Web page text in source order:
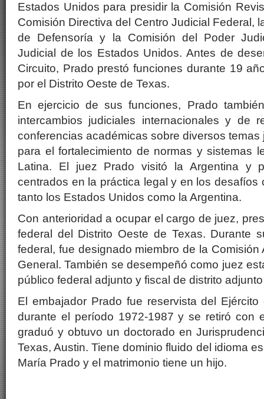
Estados Unidos para presidir la Comisión
Comisión Directiva del Centro Judicial Federal,
de Defensoría y la Comisión del Poder
Judicial de los Estados Unidos. Antes de
Circuito, Prado prestó funciones durante 19
por el Distrito Oeste de Texas.
En ejercicio de sus funciones, Prado
intercambios judiciales internacionales y de
conferencias académicas sobre diversos
para el fortalecimiento de normas y sistemas
Latina. El juez Prado visitó la Argentina y
centrados en la práctica legal y en los desafíos
tanto los Estados Unidos como la Argentina.
Con anterioridad a ocupar el cargo de juez,
federal del Distrito Oeste de Texas. Durante
federal, fue designado miembro de la Comisión
General. También se desempeñó como juez
público federal adjunto y fiscal de distrito
El embajador Prado fue reservista del
durante el período 1972-1987 y se retiró con
graduó y obtuvo un doctorado en
Texas, Austin. Tiene dominio fluido del idioma
María Prado y el matrimonio tiene un hijo.